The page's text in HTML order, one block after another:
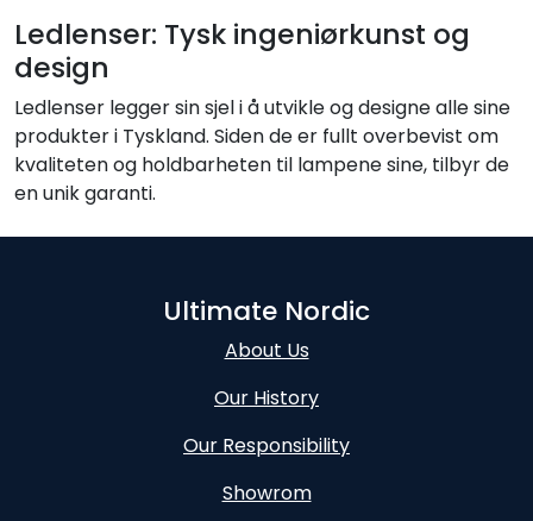
Ledlenser: Tysk ingeniørkunst og
design
Ledlenser legger sin sjel i å utvikle og designe alle sine
produkter i Tyskland. Siden de er fullt overbevist om
kvaliteten og holdbarheten til lampene sine, tilbyr de
en unik garanti.
Ultimate Nordic
About Us
Our History
Our Responsibility
Showrom